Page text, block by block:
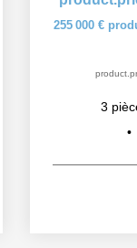
255 000 €
3